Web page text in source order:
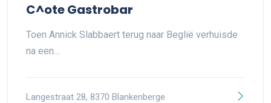
C^ote Gastrobar
Toen Annick Slabbaert terug naar Beglië verhuisde
na een…
Langestraat 28, 8370 Blankenberge